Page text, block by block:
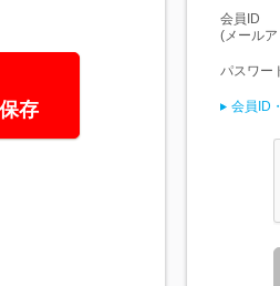
存
会員ID
(メール
パスワー
会員ID